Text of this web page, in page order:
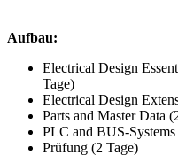
Aufbau:
Electrical Design
Tage)
Electrical Design
Parts and Master Data
PLC and BUS-Systems
Prüfung (2 Tage)